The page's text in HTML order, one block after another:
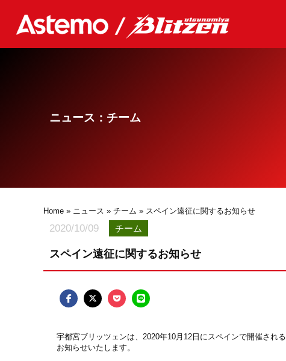
ニュース：チーム
Home » ニュース » チーム » スペイン遠征に関するお知らせ
2020/10/09 チーム
スペイン遠征に関するお知らせ
宇都宮ブリッツェンは、2020年10月 12 日にスペインで開催される
お知らせいたします。